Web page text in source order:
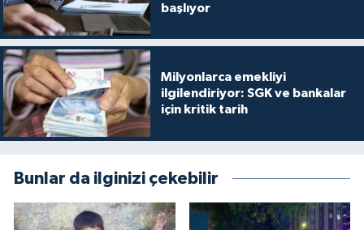
başlıyor
Milyonlarca emekliyi
ilgilendiriyor: SGK ve bankalar
için kritik tarih
Bunlar da ilginizi çekebilir